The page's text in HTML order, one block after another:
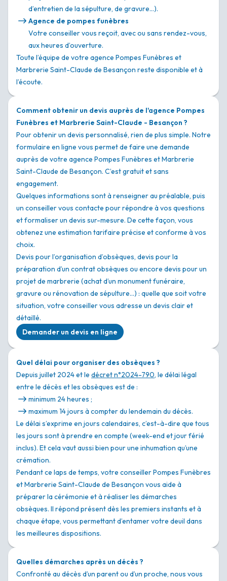
d’entretien de la sépulture, de gravure…).
Agence de pompes funèbres
Votre conseiller vous reçoit, avec ou sans rendez-vous,
aux heures d’ouverture.
Toute l’équipe de votre agence Pompes Funèbres et
Marbrerie Saint-Claude de Besançon reste disponible et à
l’écoute.
Comment obtenir un devis auprès de l'agence Pompes
Funèbres et Marbrerie Saint-Claude - Besançon ?
Pour obtenir un devis personnalisé, rien de plus simple. Notre
formulaire en ligne vous permet de faire une demande
auprès de votre agence Pompes Funèbres et Marbrerie
Saint-Claude de Besançon. C’est gratuit et sans
engagement.
Quelques informations sont à renseigner au préalable, puis
un conseiller vous contacte pour répondre à vos questions
et formaliser un devis sur-mesure. De cette façon, vous
obtenez une estimation tarifaire précise et conforme à vos
choix.
Devis pour l’organisation d’obsèques, devis pour la
préparation d’un contrat obsèques ou encore devis pour un
projet de marbrerie (achat d’un monument funéraire,
gravure ou rénovation de sépulture…) : quelle que soit votre
situation, votre conseiller vous adresse un devis clair et
détaillé.
Demander un devis en ligne
Quel délai pour organiser des obsèques ?
Depuis juillet 2024 et le décret n°2024-790, le délai légal
entre le décès et les obsèques est de :
minimum 24 heures ;
maximum 14 jours à compter du lendemain du décès.
Le délai s’exprime en jours calendaires, c’est-à-dire que tous
les jours sont à prendre en compte (week-end et jour férié
inclus). Et cela vaut aussi bien pour une inhumation qu’une
crémation.
Pendant ce laps de temps, votre conseiller Pompes Funèbres
et Marbrerie Saint-Claude de Besançon vous aide à
préparer la cérémonie et à réaliser les démarches
obsèques. Il répond présent dès les premiers instants et à
chaque étape, vous permettant d’entamer votre deuil dans
les meilleures dispositions.
Quelles démarches après un décès ?
Confronté au décès d’un parent ou d’un proche, nous vous